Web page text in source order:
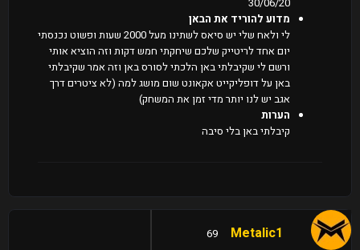
מדוע להוריד את הבאן
לי ולאח שלי יש סיאס לשתינו מעל 2000 שעות ופשוט נכנסתי
יום אחד לריטייק שלכם שיחקתי חמש דקות וזה הוציא אותי
ורשם לי שקיבלתי באן הלכתי לסורס באן וזה אמר שקיבלתי
באן על דופליקייט אקאונט שום מושג למה (לא ציטרים דרך
אגב יש לנו יותר מדי זמן את המשחק)
הערות
קיבלתי באן בלי סיבה
Metalic1
69